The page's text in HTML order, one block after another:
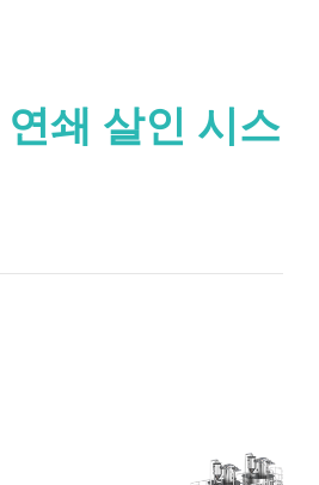
쇄 살인 시스